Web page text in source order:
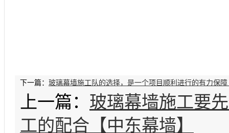
下一篇： 玻璃幕墙施工队的选择，是一个项目顺利进行的有力保
上一篇： 玻璃幕墙施工要
工的配合【中东幕墙】